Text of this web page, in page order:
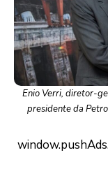
Enio Verri, diretor-
presidente da